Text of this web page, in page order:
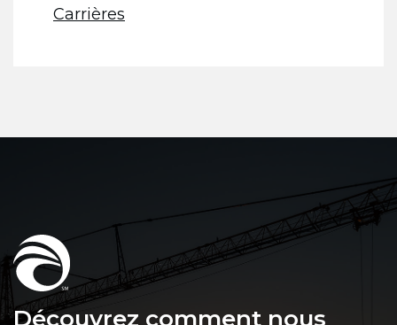
Carrières
Découvrez comment nous